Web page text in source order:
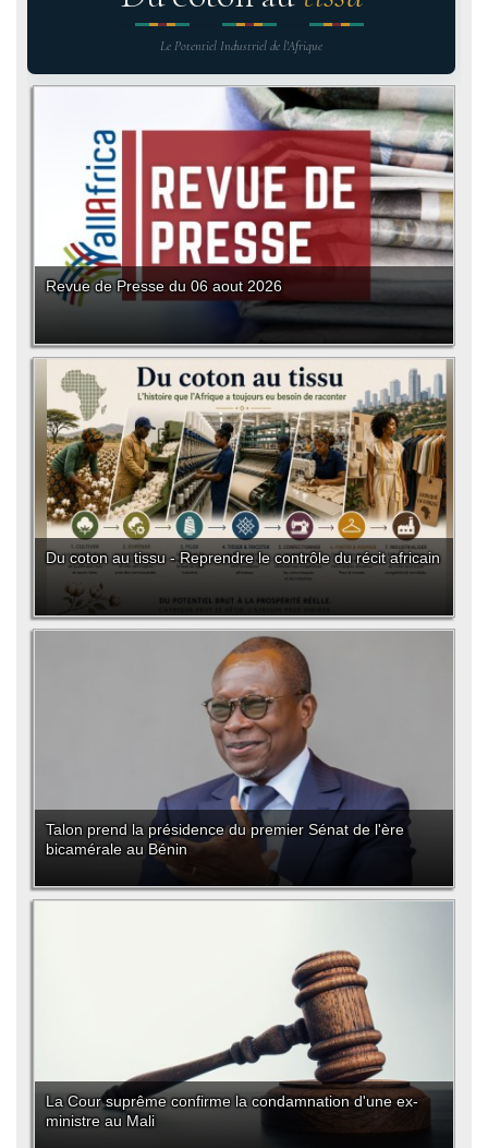
Le Potentiel Industriel de l'Afrique
Revue de Presse du 06 aout 2026
Du coton au tissu - Reprendre le contrôle du récit africain
Talon prend la présidence du premier Sénat de l'ère
bicamérale au Bénin
La Cour suprême confirme la condamnation d'une ex-
ministre au Mali